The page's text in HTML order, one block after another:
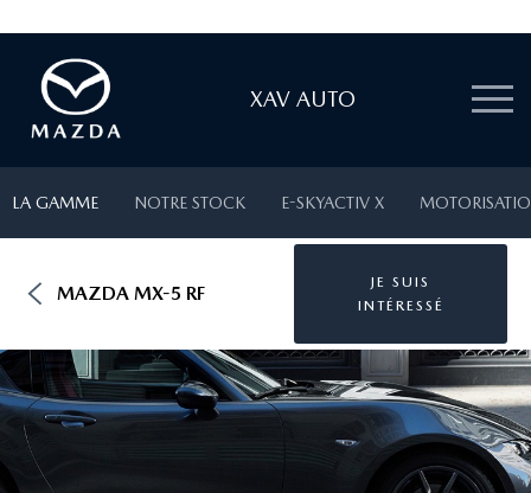
XAV AUTO
LA GAMME NOTRE STOCK E-SKYACTIV X
MAZDA MX-5 RF
JE SUIS
INTÉRESSÉ